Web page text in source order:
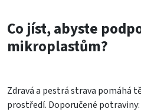
Co jíst, abyste
mikroplastům?
Zdravá a pestrá strava pomáhá
prostředí. Doporučené potraviny: